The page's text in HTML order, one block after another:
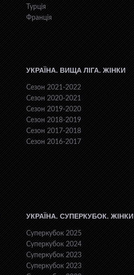
Турція
Франція
УКРАЇНА. ВИЩА ЛІГА. ЖІНКИ
Сезон 2021-2022
Сезон 2020-2021
Сезон 2019-2020
Сезон 2018-2019
Сезон 2017-2018
Сезон 2016-2017
УКРАЇНА. СУПЕРКУБОК. ЖІНКИ
Суперкубок 2025
Суперкубок 2024
Суперкубок 2023
Суперкубок 2023